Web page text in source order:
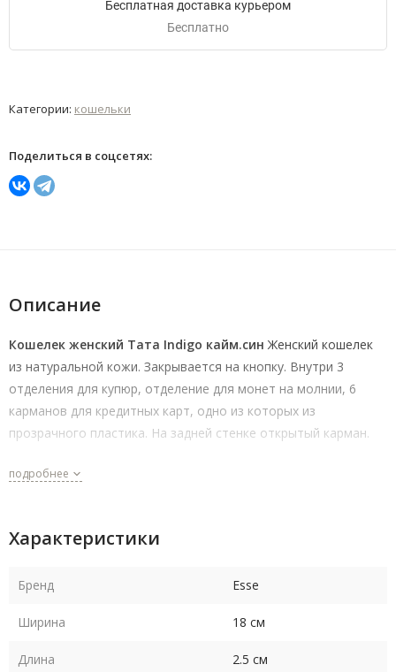
Бесплатная доставка курьером
Бесплатно
Категории: кошельки
Поделиться в соцсетях:
Описание
Кошелек женский Тата Indigo кайм.син Женский кошелек
из натуральной кожи. Закрывается на кнопку. Внутри 3
отделения для купюр, отделение для монет на молнии, 6
карманов для кредитных карт, одно из которых из
прозрачного пластика. На задней стенке открытый карман.
подробнее
Характеристики
Бренд Esse
Ширина 18 см
Длина 2.5 см